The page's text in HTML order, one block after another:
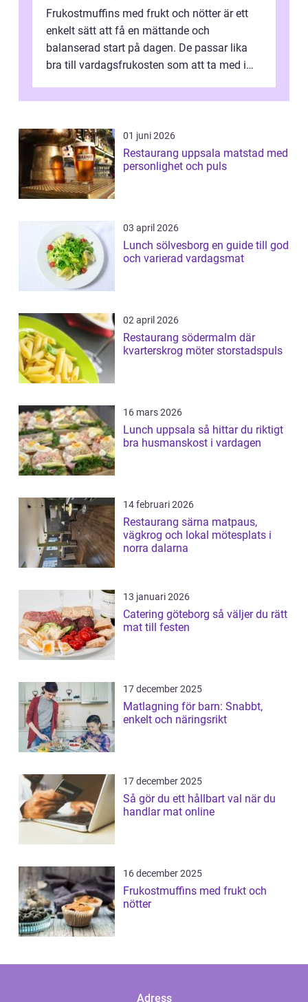
Frukostmuffins med frukt och nötter är ett
enkelt sätt att få en mättande och
balanserad start på dagen. De passar lika
bra till vardagsfrukosten som att ta med i
01 juni 2026
Restaurang uppsala matstad med
personlighet och puls
03 april 2026
Lunch sölvesborg en guide till god
och varierad vardagsmat
02 april 2026
Restaurang södermalm där
kvarterskrog möter storstadspuls
16 mars 2026
Lunch uppsala så hittar du riktigt
bra husmanskost i vardagen
14 februari 2026
Restaurang särna matpaus,
vägkrog och lokal mötesplats i
norra dalarna
13 januari 2026
Catering göteborg så väljer du rätt
mat till festen
17 december 2025
Matlagning för barn: Snabbt,
enkelt och näringsrikt
17 december 2025
Så gör du ett hållbart val när du
handlar mat online
16 december 2025
Frukostmuffins med frukt och
nötter
Adress